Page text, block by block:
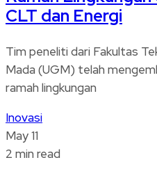
CLT dan Energi
Tim peneliti dari Fakultas
Mada (UGM) telah
ramah lingkungan
Inovasi
May 11
2 min read